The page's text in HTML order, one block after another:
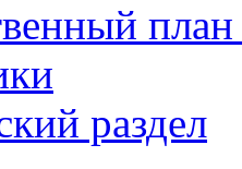
раздел